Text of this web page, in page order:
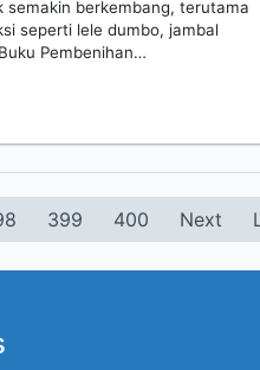
berkembang, terutama
seperti lele dumbo, jambal
Pembenihan…
399 400 Next